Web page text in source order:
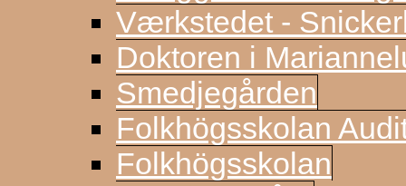
Værkstedet -
Doktoren i
Smedjegården
Folkhögsskolan
Folkhögsskolan